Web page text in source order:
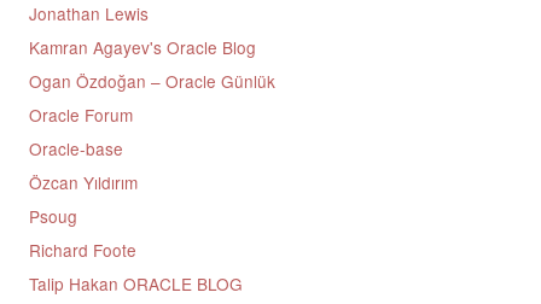
Jonathan Lewis
Kamran Agayev's Oracle Blog
Ogan Özdoğan – Oracle Günlük
Oracle Forum
Oracle-base
Özcan Yıldırım
Psoug
Richard Foote
Talip Hakan ORACLE BLOG